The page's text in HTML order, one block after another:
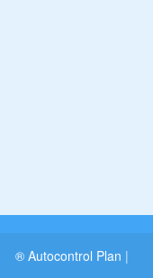
® Autocontrol Plan |